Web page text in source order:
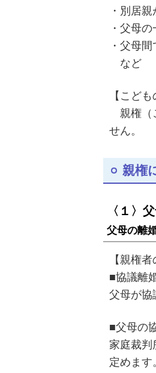
・別居
・父母
・父母
など
【こど
親権（
せん。
親権
〈１〉
父母の離
【親権者
■協議離
父母が協
■父母の
家庭裁判
定めます